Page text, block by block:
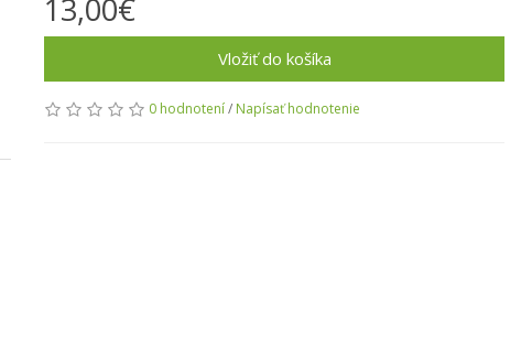
13,00€
Vložiť do košíka
0 hodnotení/ Napísať hodnotenie